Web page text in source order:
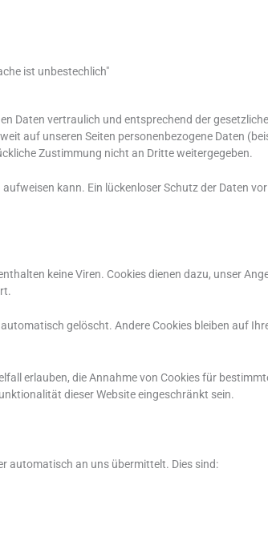
Daten vertraulich und entsprechend der
auf unseren Seiten personenbezogene Daten
Zustimmung nicht an Dritte weitergegeben.
kann. Ein lückenloser Schutz der Daten
keine Viren. Cookies dienen dazu, unser
gelöscht. Andere Cookies bleiben auf
erlauben, die Annahme von Cookies für
dieser Website eingeschränkt sein.
automatisch an uns übermittelt. Dies sind: